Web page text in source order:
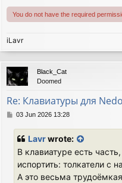
You do not have the required
iLavr
Black_Cat
Doomed
Re: Клавиатуры для
P03 Jun 2026 13:28
Lavrwrote:
В клавиатуре есть
испортить: толкатели с
А это весьма